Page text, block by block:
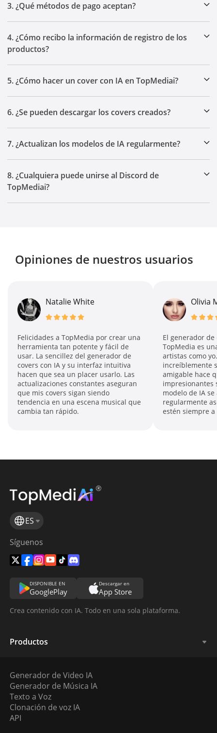
3. ¿Qué métodos de pago aceptan?
4. ¿Cómo recibo la información de registro de los
productos?
5. ¿Cómo hacer un cover con IA en TopMediai?
6. ¿Se pueden descargar los covers creados?
7. ¿Actualizan los modelos de IA regularmente?
8. ¿Cualquiera puede unirse al Discord de
TopMediai?
Opiniones de nuestros usuarios
Natalie White
Felicidades a TopMedia por crear una
herramienta tan potente y fácil de
usar. La sencillez del generador de
covers con IA y su interfaz intuitiva
hacen que sea un placer usarlo. Las
actualizaciones constantes aseguran
que mis covers sigan siendo
tendencia en una escena musical que
cambia tan rápido.
Olivia
El generador de
TopMedia es
artistas como
increíblemente
amigable hace
impresionantes
modelo de IA
regularmente
estén siempre
ES
Síguenos
DISPONIBLE EN
GooglePlay
Descargar en
App Store
Crea contenido con IA. Todo en una sola plataforma.
Productos
Generador de Video IA
Generador de Música IA
Texto a Voz
Clonación de voz IA
API